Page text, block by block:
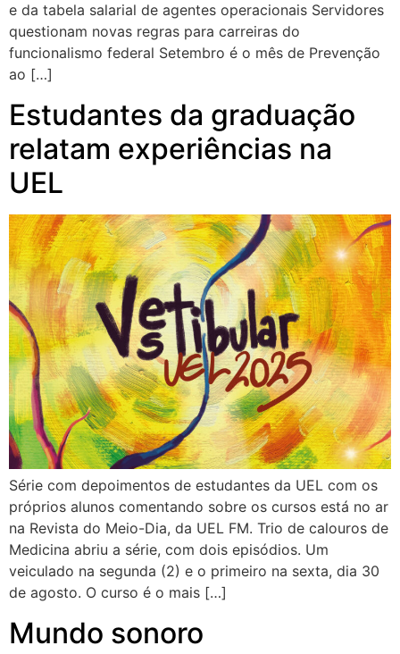
e da tabela salarial de agentes operacionais Servidores
questionam novas regras para carreiras do
funcionalismo federal Setembro é o mês de Prevenção
ao […]
Estudantes da graduação
relatam experiências na
UEL
Série com depoimentos de estudantes da UEL com os
próprios alunos comentando sobre os cursos está no ar
na Revista do Meio-Dia, da UEL FM. Trio de calouros de
Medicina abriu a série, com dois episódios. Um
veiculado na segunda (2) e o primeiro na sexta, dia 30
de agosto. O curso é o mais […]
Mundo sonoro